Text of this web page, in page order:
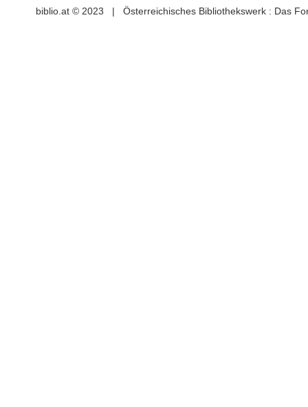
biblio.at © 2023 | Österreichisches Bibliothekswerk : Das